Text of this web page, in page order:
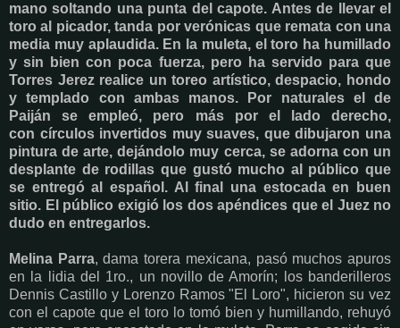
mano soltando una punta del capote. Antes de llevar el
toro al picador, tanda por verónicas que remata con una
media muy aplaudida. En la muleta, el toro ha humillado
y sin bien con poca fuerza, pero ha servido para que
Torres Jerez realice un toreo artístico, despacio, hondo
y templado con ambas manos. Por naturales el de
Paiján se empleó, pero más por el lado derecho,
con círculos invertidos muy suaves, que dibujaron una
pintura de arte, dejándolo muy cerca, se adorna con un
desplante de rodillas que gustó mucho al público que
se entregó al español. Al final una estocada en buen
sitio. El público exigió los dos apéndices que el Juez no
dudo en entregarlos.
Melina Parra, dama torera mexicana, pasó muchos apuros
en la lidia del 1ro., un novillo de Amorín; l os banderilleros
Dennis Castillo y Lorenzo Ramos "El Loro", hicieron su vez
con el capote que el toro lo tomó bien y humillando, rehuyó